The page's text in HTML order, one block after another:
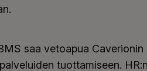
saa vetoapua Caverionin
tuottamiseen.